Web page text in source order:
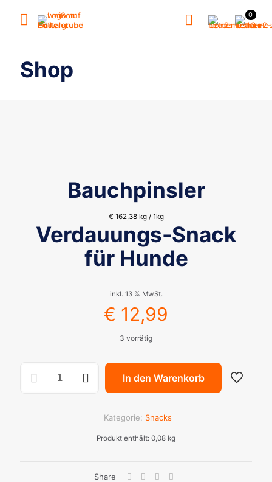
0
Shop
Bauchpinsler
€ 162,38kg / 1kg
Verdauungs-Snack
für Hunde
inkl. 13 % MwSt.
€ 12,99
3 vorrätig
In den Warenkorb
Produkt enthält: 0,08 kg
Kategorie: Snacks
Share